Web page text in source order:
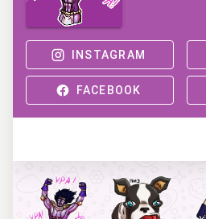
INSTAGRAM
FACEBOOK